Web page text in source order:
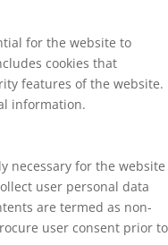
for the website to
cookies that
features of the website.
information.
necessary for the website
user personal data
are termed as non-
user consent prior to